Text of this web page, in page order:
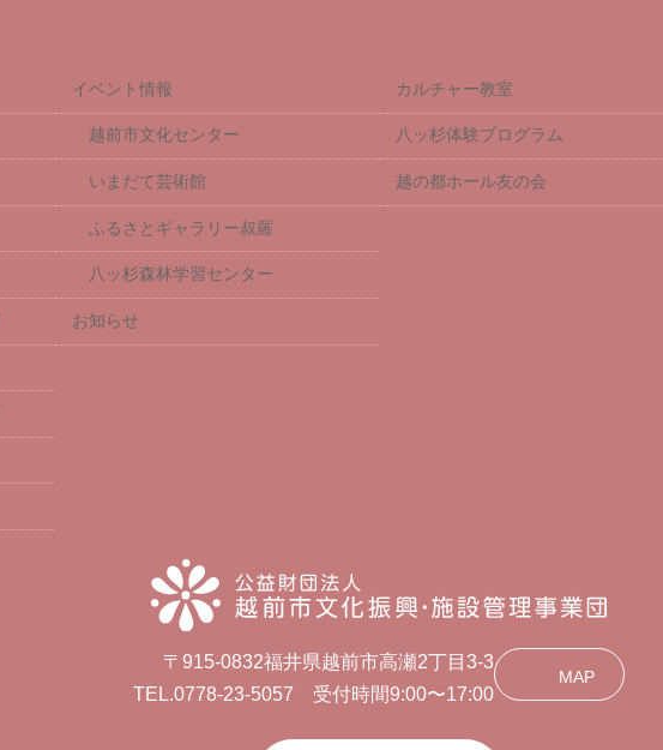
イベント情報
越前市文化センター
いまだて芸術館
ふるさとギャラリー叔羅
八ッ杉森林学習センター
お知らせ
カルチャー教室
八ッ杉体験プログラム
越の都ホール友の会
〒915-0832福井県越前市高瀬2丁目3-3
TEL.0778-23-5057 受付時間9:00〜17:00
MAP